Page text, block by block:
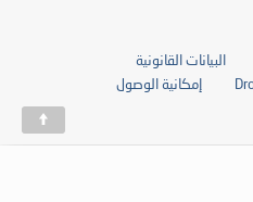
البيانات القانونية
إمكانية الوصول